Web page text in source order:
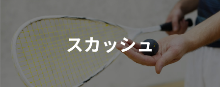
スカッシュ